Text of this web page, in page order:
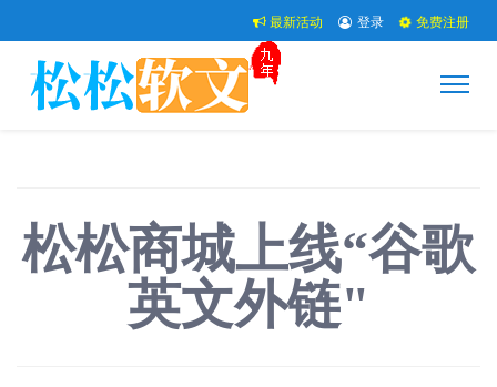
最新活动 登录 免费注册
松松商城上线“谷歌
英文外链"